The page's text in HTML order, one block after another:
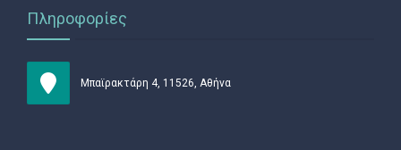
Πληροφορίες
Μπαϊρακτάρη 4, 11526, Αθήνα